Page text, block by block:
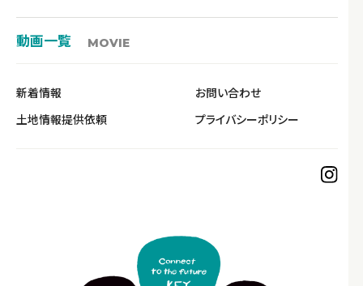
動画一覧 MOVIE
新着情報
お問い合わせ
土地情報提供依頼
プライバシーポリシー